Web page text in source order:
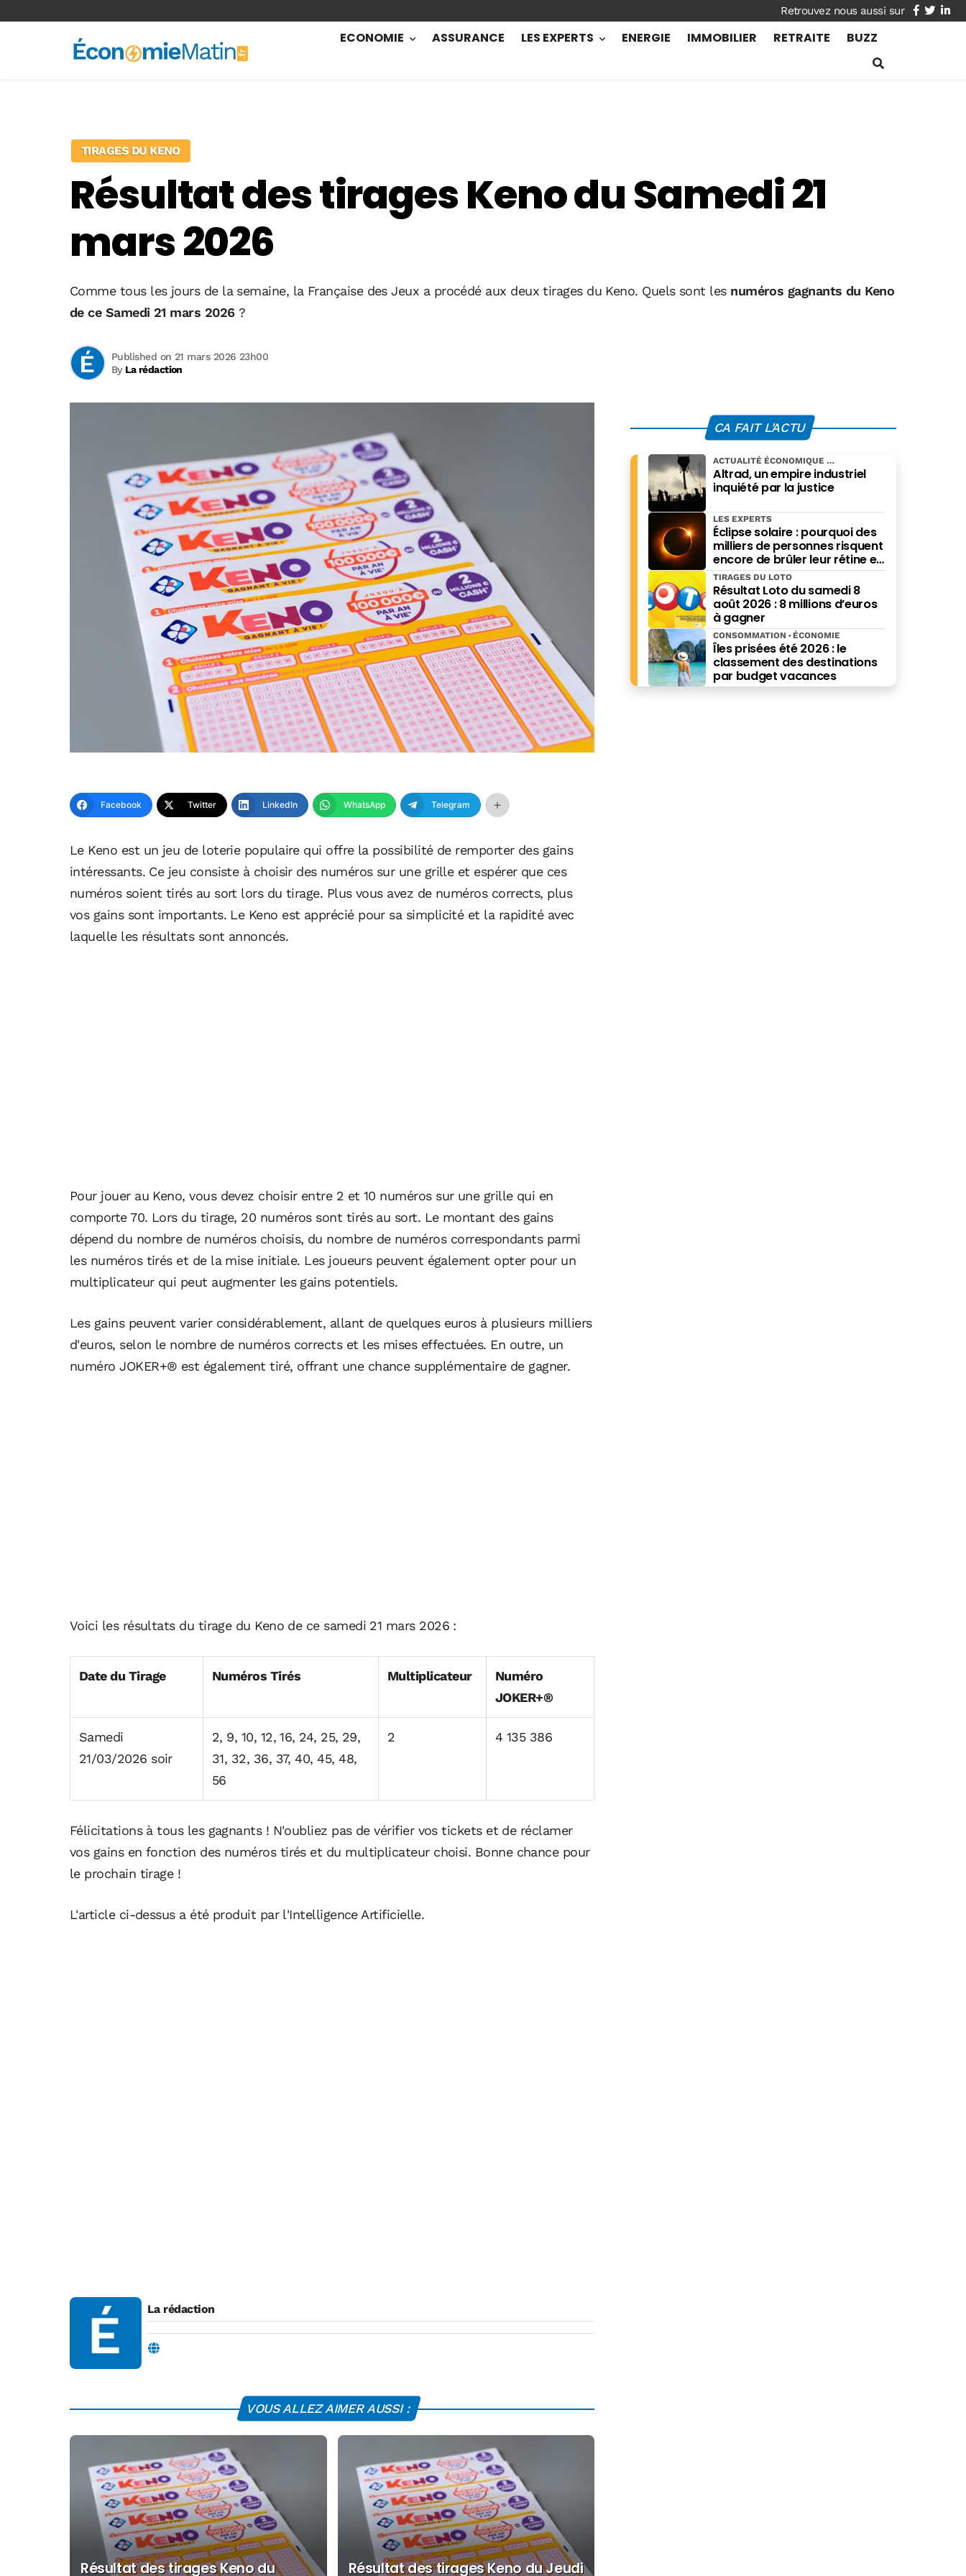
facebook
twitter
ECONOMIE ASSURANCE LES EXPERTS ENERGIE IMMOBILIER RETRAITE BUZZ
TIRAGES DU KENO
Résultat des tirages Keno du Samedi 21
mars 2026
Comme tous les jours de la semaine, la Française des Jeux a procédé aux deux tirages du Keno. Quels sont les numéros gagnants du Keno
de ce Samedi 21 mars 2026 ?
By La rédaction
Published on 21 mars 2026 23h00
Facebook Twitter LinkedIn WhatsApp Telegram
Le Keno est un jeu de loterie populaire qui offre la possibilité de remporter des gains
intéressants. Ce jeu consiste à choisir des numéros sur une grille et espérer que ces
numéros soient tirés au sort lors du tirage. Plus vous avez de numéros corrects, plus
vos gains sont importants. Le Keno est apprécié pour sa simplicité et la rapidité avec
laquelle les résultats sont annoncés.
Pour jouer au Keno, vous devez choisir entre 2 et 10 numéros sur une grille qui en
comporte 70. Lors du tirage, 20 numéros sont tirés au sort. Le montant des gains
dépend du nombre de numéros choisis, du nombre de numéros correspondants parmi
les numéros tirés et de la mise initiale. Les joueurs peuvent également opter pour un
multiplicateur qui peut augmenter les gains potentiels.
Les gains peuvent varier considérablement, allant de quelques euros à plusieurs milliers
d'euros, selon le nombre de numéros corrects et les mises effectuées. En outre, un
numéro JOKER+® est également tiré, offrant une chance supplémentaire de gagner.
Voici les résultats du tirage du Keno de ce samedi 21 mars 2026 :
Date du Tirage Numéros Tirés Multiplicateur
Numéro
JOKER+®
Samedi
21/03/2026 soir
2, 9, 10, 12, 16, 24, 25, 29,
31, 32, 36, 37, 40, 45, 48,
56
2 4 135 386
Félicitations à tous les gagnants ! N'oubliez pas de vérifier vos tickets et de réclamer
vos gains en fonction des numéros tirés et du multiplicateur choisi. Bonne chance pour
le prochain tirage !
L'article ci-dessus a été produit par l'Intelligence Artificielle.
La rédaction
VOUS ALLEZ AIMER AUSSI :
Résultat des tirages Keno du Résultat des tirages Keno du Jeudi
CA FAIT L'ACTU
Altrad, un empire industriel
inquiété par la justice
ACTUALITÉ ÉCONOMIQUE
Éclipse solaire : pourquoi des
milliers de personnes risquent
encore de brûler leur rétine en
pensant bien faire
LES EXPERTS
Résultat Loto du samedi 8
août 2026 : 8 millions d’euros
à gagner
TIRAGES DU LOTO
Îles prisées été 2026 : le
classement des destinations
par budget vacances
CONSOMMATION ÉCONOMIE